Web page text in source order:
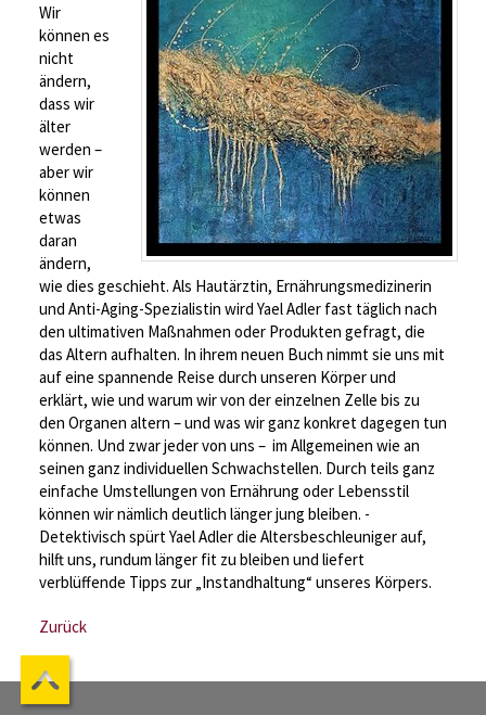
Wir
können es
nicht
ändern,
dass wir
älter
werden –
aber wir
können
etwas
daran
ändern,
wie dies geschieht. Als Haut­ärztin, Ernährungsmedizinerin
und Anti-Aging-Spezialistin wird Yael Adler fast täglich nach
den ultimativen Maßnahmen oder ­Produkten gefragt, die
das Altern aufhalten. In ihrem neuen Buch nimmt sie uns mit
auf eine spannende Reise durch ­unseren Körper und
erklärt, wie und warum wir von der ­einzelnen Zelle bis zu
den Organen altern – und was wir ganz konkret dagegen tun
können. Und zwar jeder von uns – im ­Allgemeinen wie an
seinen ganz individuellen Schwachstellen. Durch teils ganz
einfache Umstellungen von Ernährung oder Lebensstil
können wir nämlich deutlich länger jung bleiben. ­
Detektivisch spürt Yael Adler die Altersbeschleuniger auf,
hilft uns, rundum länger fit zu bleiben und liefert
verblüffende Tipps zur „Instandhaltung“ unseres Körpers.
Zurück